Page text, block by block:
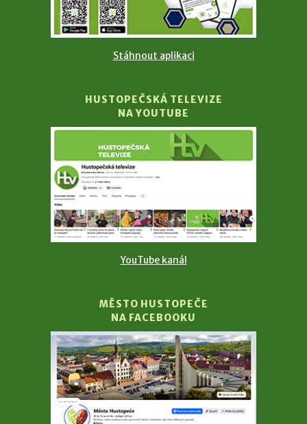
Stáhnout aplikaci
HUSTOPEČSKÁ TELEVIZE
NA YOUTUBE
YouTube kanál
MĚSTO HUSTOPEČE
NA FACEBOOKU